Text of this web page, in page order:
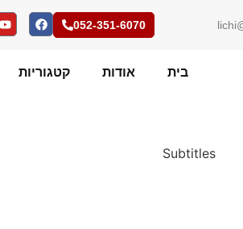
052-351-6070
בית אודות קטגוריות